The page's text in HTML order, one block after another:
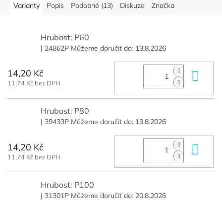
Varianty Popis Podobné (13) Diskuze Značka
Hrubost: P60
| 24862P Můžeme doručit do: 13.8.2026
14,20 Kč
11,74 Kč bez DPH
Hrubost: P80
| 39433P Můžeme doručit do: 13.8.2026
14,20 Kč
11,74 Kč bez DPH
Hrubost: P100
| 31301P Můžeme doručit do: 20.8.2026